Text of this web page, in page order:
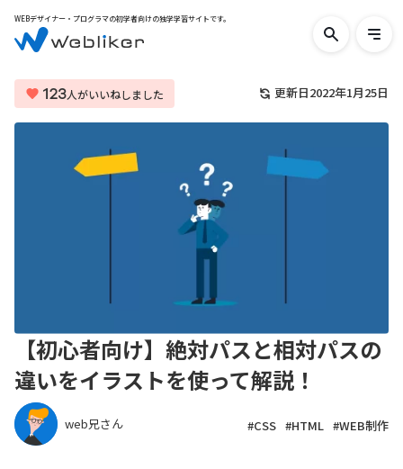
WEBデザイナー・プログラマの初学者向けの独学学習サイトです。
検
る ー
開
123人がいいねしました 更新日2022年1月25日
【初心者向け】絶対パスと相対パスの
違いをイラストを使って解説！
web兄さん #CSS #HTML #WEB制作